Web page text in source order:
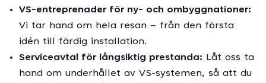
VS-entreprenader för ny- och ombyggnationer:
Vi tar hand om hela resan – från den första
idén till färdig installation.
Serviceavtal för långsiktig prestanda: Låt oss ta
hand om underhållet av VS-systemen, så att du